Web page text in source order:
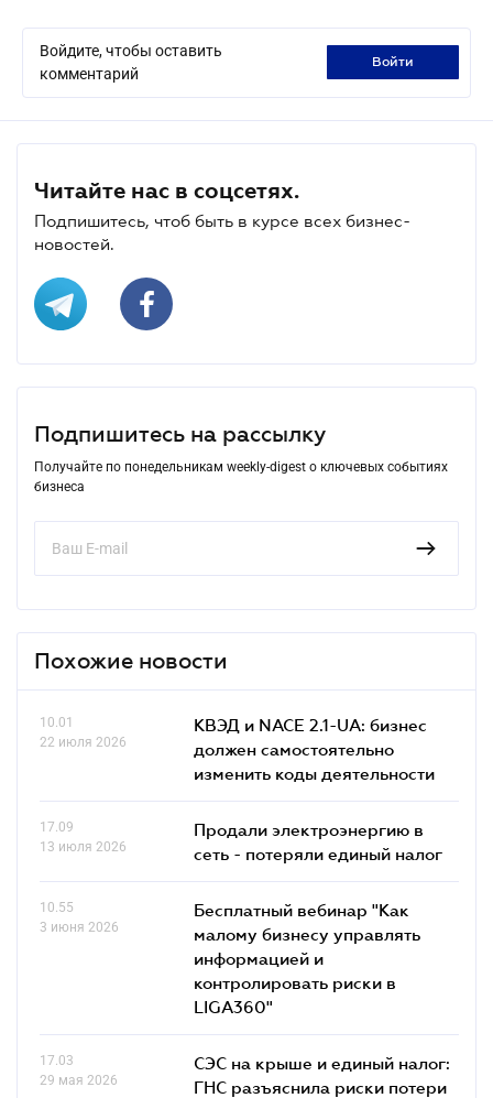
Войдите, чтобы оставить
комментарий
войти
Читайте нас в соцсетях.
Подпишитесь, чтоб быть в курсе всех бизнес-
новостей.
Подпишитесь на рассылку
Получайте по понедельникам weekly-digest о ключевых событиях
бизнеса
Похожие новости
10.01
22 июля 2026
КВЭД и NACE 2.1-UA: бизнес
должен самостоятельно
изменить коды деятельности
17.09
13 июля 2026
Продали электроэнергию в
сеть - потеряли единый налог
10.55
3 июня 2026
Бесплатный вебинар "Как
малому бизнесу управлять
информацией и
контролировать риски в
LIGA360"
17.03
29 мая 2026
СЭС на крыше и единый налог:
ГНС разъяснила риски потери